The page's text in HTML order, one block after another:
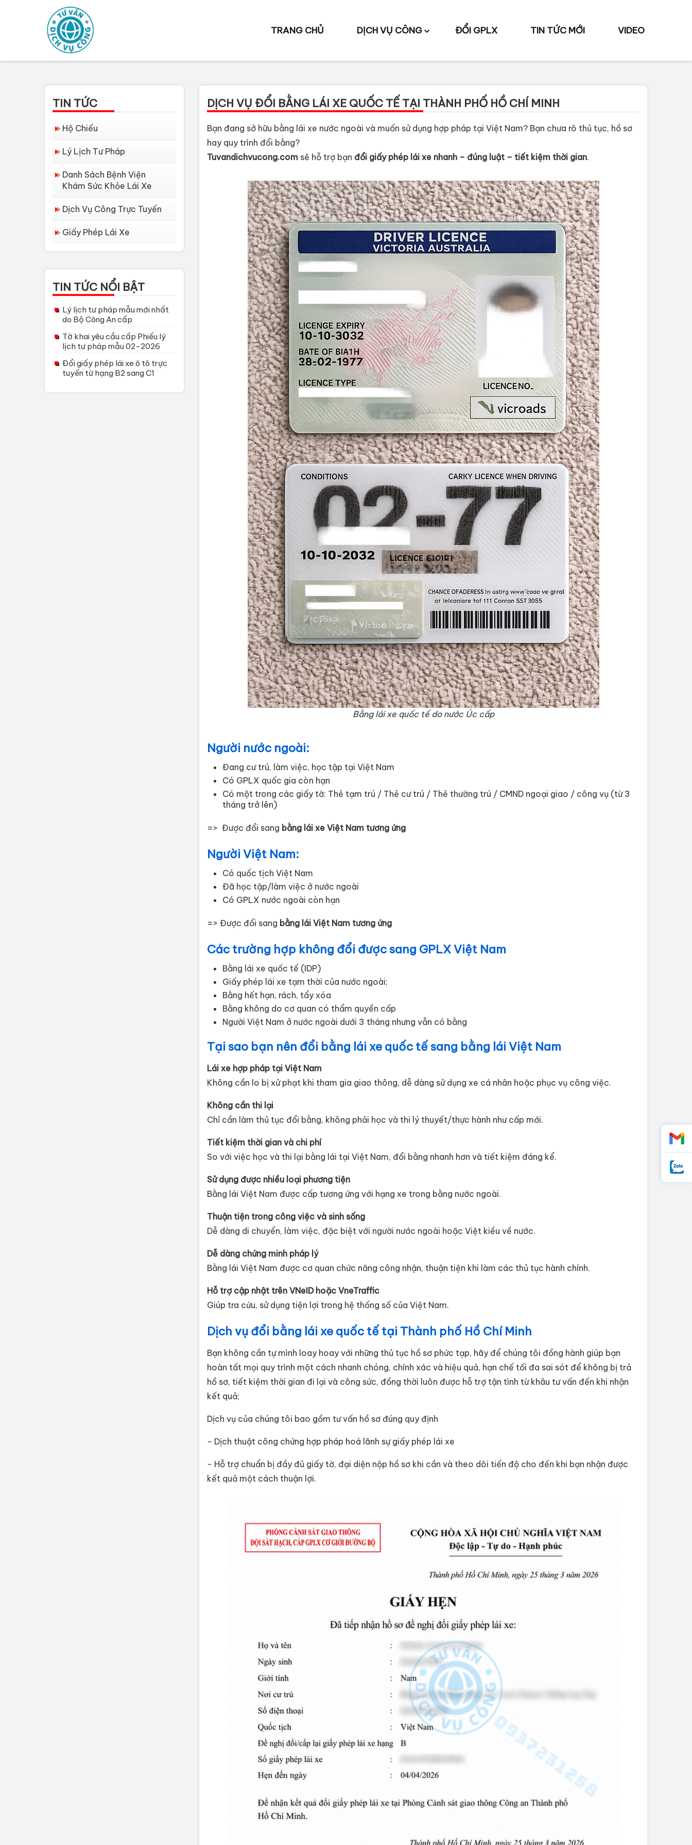
TRANG CHỦ DỊCH VỤ CÔNG ĐỔI GPLX TIN TỨC MỚI VIDEO
DỊCH VỤ ĐỔI BẰNG LÁI XE QUỐC TẾ TẠI THÀNH PHỐ HỒ CHÍ MINH
Bạn đang sở hữu bằng lái xe nước ngoài và muốn sử dụng hợp pháp tại Việt Nam? Bạn chưa rõ thủ tục, hồ sơ
hay quy trình đổi bằng?
Tuvandichvucong.com sẽ hỗ trợ bạn đổi giấy phép lái xe nhanh – đúng luật – tiết kiệm thời gian.
Bằng lái xe quốc tế do nước Úc cấp
Người nước ngoài:
Đang cư trú, làm việc, học tập tại Việt Nam
Có GPLX quốc gia còn hạn
Có một trong các giấy tờ: Thẻ tạm trú / Thẻ cư trú / Thẻ thường trú / CMND ngoại giao / công vụ (từ 3
tháng trở lên)
=> Được đổi sang bằng lái xe Việt Nam tương ứng
Người Việt Nam:
Có quốc tịch Việt Nam
Đã học tập/làm việc ở nước ngoài
Có GPLX nước ngoài còn hạn
=> Được đổi sang bằng lái Việt Nam tương ứng
Các trường hợp không đổi được sang GPLX Việt Nam
Bằng lái xe quốc tế (IDP)
Giấy phép lái xe tạm thời của nước ngoài;
Bằng hết hạn, rách, tẩy xóa
Bằng không do cơ quan có thẩm quyền cấp
Người Việt Nam ở nước ngoài dưới 3 tháng nhưng vẫn có bằng
Tại sao bạn nên đổi bằng lái xe quốc tế sang bằng lái Việt Nam
Lái xe hợp pháp tại Việt Nam
Không cần lo bị xử phạt khi tham gia giao thông, dễ dàng sử dụng xe cá nhân hoặc phục vụ công việc.
Không cần thi lại
Chỉ cần làm thủ tục đổi bằng, không phải học và thi lý thuyết/thực hành như cấp mới.
Tiết kiệm thời gian và chi phí
So với việc học và thi lại bằng lái tại Việt Nam, đổi bằng nhanh hơn và tiết kiệm đáng kể.
Sử dụng được nhiều loại phương tiện
Bằng lái Việt Nam được cấp tương ứng với hạng xe trong bằng nước ngoài.
Thuận tiện trong công việc và sinh sống
Dễ dàng di chuyển, làm việc, đặc biệt với người nước ngoài hoặc Việt kiều về nước.
Dễ dàng chứng minh pháp lý
Bằng lái Việt Nam được cơ quan chức năng công nhận, thuận tiện khi làm các thủ tục hành chính.
Hỗ trợ cập nhật trên VNeID hoặc VneTraffic
Giúp tra cứu, sử dụng tiện lợi trong hệ thống số của Việt Nam.
Dịch vụ đổi bằng lái xe quốc tế tại Thành phố Hồ Chí Minh
Bạn không cần tự mình loay hoay với những thủ tục hồ sơ phức tạp, hãy để chúng tôi đồng hành giúp bạn
hoàn tất mọi quy trình một cách nhanh chóng, chính xác và hiệu quả, hạn chế tối đa sai sót để không bị trả
hồ sơ, tiết kiệm thời gian đi lại và công sức, đồng thời luôn được hỗ trợ tận tình từ khâu tư vấn đến khi nhận
kết quả;
Dịch vụ của chúng tôi bao gồm tư vấn hồ sơ đúng quy định
- Dịch thuật công chứng hợp pháp hoá lãnh sự giấy phép lái xe
- Hỗ trợ chuẩn bị đầy đủ giấy tờ, đại diện nộp hồ sơ khi cần và theo dõi tiến độ cho đến khi bạn nhận được
kết quả một cách thuận lợi.
TIN TỨC
Hộ Chiếu
Lý Lịch Tư Pháp
Danh Sách Bệnh Viện
Khám Sức Khỏe Lái Xe
Dịch Vụ Công Trực Tuyến
Giấy Phép Lái Xe
TIN TỨC NỔI BẬT
Lý lịch tư pháp mẫu mới nhất
do Bộ Công An cấp
Tờ khai yêu cầu cấp Phiếu lý
lịch tư pháp mẫu 02-2026
Đổi giấy phép lái xe ô tô trực
tuyến từ hạng B2 sang C1